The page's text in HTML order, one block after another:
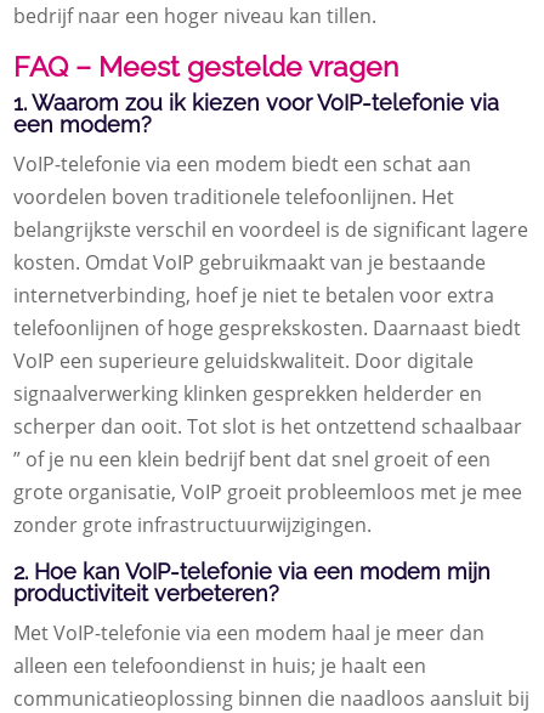
bedrijf naar een hoger niveau kan tillen.
FAQ – Meest gestelde vragen
1. Waarom zou ik kiezen voor VoIP-telefonie via
een modem?
VoIP-telefonie via een modem biedt een schat aan
voordelen boven traditionele telefoonlijnen. Het
belangrijkste verschil en voordeel is de significant lagere
kosten. Omdat VoIP gebruikmaakt van je bestaande
internetverbinding, hoef je niet te betalen voor extra
telefoonlijnen of hoge gesprekskosten. Daarnaast biedt
VoIP een superieure geluidskwaliteit. Door digitale
signaalverwerking klinken gesprekken helderder en
scherper dan ooit. Tot slot is het ontzettend schaalbaar
” of je nu een klein bedrijf bent dat snel groeit of een
grote organisatie, VoIP groeit probleemloos met je mee
zonder grote infrastructuurwijzigingen.
2. Hoe kan VoIP-telefonie via een modem mijn
productiviteit verbeteren?
Met VoIP-telefonie via een modem haal je meer dan
alleen een telefoondienst in huis; je haalt een
communicatieoplossing binnen die naadloos aansluit bij